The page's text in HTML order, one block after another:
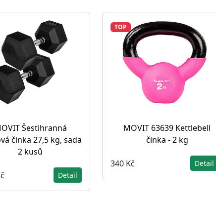
Šestihranná
činka 27,5 kg, sada
2 kusů
Detail
TOP
MOVIT 63639 Kettlebell
činka - 2 kg
340 Kč Detail